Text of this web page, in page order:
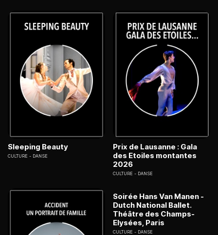
Sleeping Beauty
CULTURE DANSE
Prix de Lausanne : Gala
des Etoiles montantes
2026
CULTURE DANSE
Soirée Hans Van Manen -
Dutch National Ballet.
Théâtre des Champs-
Elysées, Paris
CULTURE DANSE